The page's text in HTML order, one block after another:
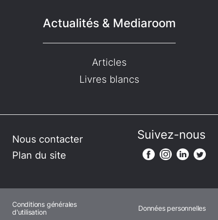
Actualités & Mediaroom
Articles
Livres blancs
Nous contacter
Plan du site
Suivez-nous
Conditions générales
d'utilisation
Données personnelles